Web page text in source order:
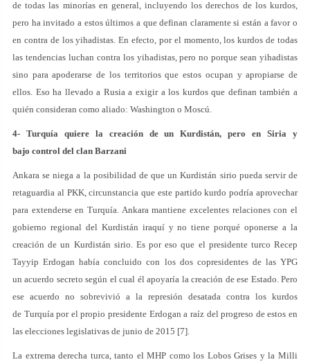
de todas las minorías en general, incluyendo los derechos de los kurdos,
pero ha invitado a estos últimos a que definan claramente si están a favor o
en contra de los yihadistas. En efecto, por el momento, los kurdos de todas
las tendencias luchan contra los yihadistas, pero no porque sean yihadistas
sino para apoderarse de los territorios que estos ocupan y apropiarse de
ellos. Eso ha llevado a Rusia a exigir a los kurdos que definan también a
quién consideran como aliado: Washington o Moscú.
4- Turquía quiere la creación de un Kurdistán, pero en Siria y
bajo control del clan Barzani
Ankara se niega a la posibilidad de que un Kurdistán sirio pueda servir de
retaguardia al PKK, circunstancia que este partido kurdo podría aprovechar
para extenderse en Turquía. Ankara mantiene excelentes relaciones con el
gobierno regional del Kurdistán iraquí y no tiene porqué oponerse a la
creación de un Kurdistán sirio. Es por eso que el presidente turco Recep
Tayyip Erdogan había concluido con los dos copresidentes de las YPG
un acuerdo secreto según el cual él apoyaría la creación de ese Estado. Pero
ese acuerdo no sobrevivió a la represión desatada contra los kurdos
de Turquía por el propio presidente Erdogan a raíz del progreso de estos en
las elecciones legislativas de junio de 2015 [7].
La extrema derecha turca, tanto el MHP como los Lobos Grises y la Milli